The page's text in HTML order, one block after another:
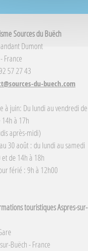
Sources du Buëch
Dumont
France
57 27 43
du-buech.com
à juin: Du lundi au vendredi de
à 17h
après-midi)
30 août : du lundi au samedi
de 14h à 18h
férié : 9h à 12h00
touristiques Aspres-sur-
Buëch - France